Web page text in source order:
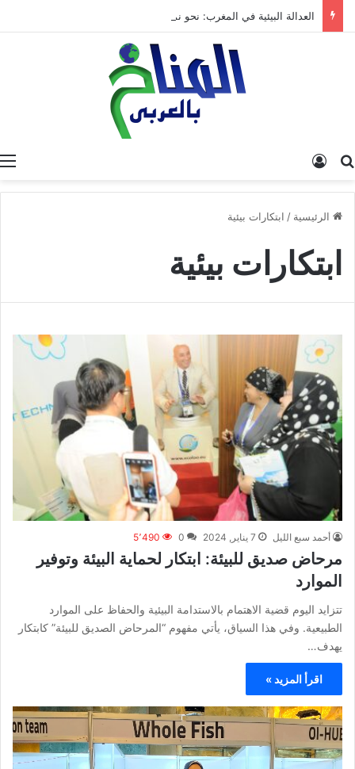
البحث عن
الرئيسية / ابتكارات بيئية
ابتكارات بيئية
أحمد سبع الليل 7 يناير, 2024 0 5٬490
مرحاض صديق للبيئة: ابتكار لحماية البيئة وتوفير
الموارد
تتزايد اليوم قضية الاهتمام بالاستدامة البيئية والحفاظ على الموارد
الطبيعية. وفي هذا السياق، يأتي مفهوم “المرحاض الصديق للبيئة” كابتكار
يهدف…
اقرأ المزيد »